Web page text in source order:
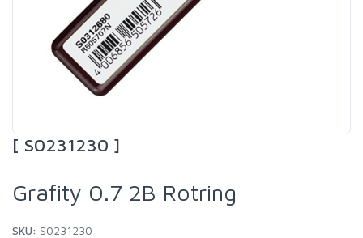
[ S0231230 ]
Grafity 0.7 2B Rotring
SKU: S0231230